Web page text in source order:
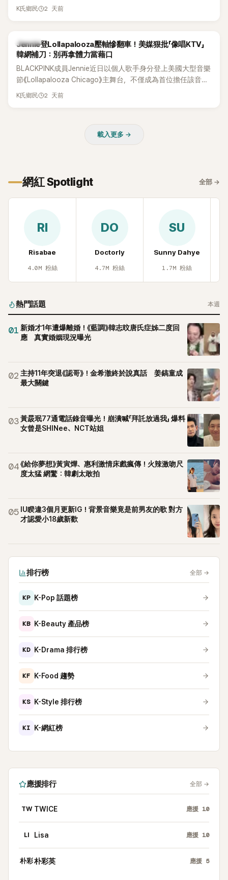
年沒有談戀愛，更首度透露空窗至今的原因，全與上一段戀情
K氏鄉民 2 天前
K-POP
Jennie登Lollapalooza壓軸慘翻車！美媒狠批「像唱KTV」
韓網補刀：別再拿體力當藉口
BLACKPINK成員Jennie近日以個人歌手身分登上美國大型音樂
節《Lollapalooza Chicago》主舞台，不僅成為首位擔任該音樂
節Headliner（壓軸主秀）的K-POP女SOLO歌手，寫下全新紀
K氏鄉民 2 天前
載入更多 →
網紅 Spotlight 全部 →
RI
Risabae
4.0M 粉絲
DO
Doctorly
4.7M 粉絲
SU
Sunny Dahye
1.7M 粉絲
熱門話題 本週
01 新婚才1年遭爆離婚！《藍調》韓志旼唐氏症姊二度回
應 真實婚姻現況曝光
02 主持11年突退《認哥》！金希澈終於說真話 姜鎬童成
最大關鍵
03黃晸珉77通電話錄音曝光！崩潰喊「拜託放過我」 爆料
女曾是SHINee、NCT站姐
04《給你夢想》黃寅燁、惠利激情床戲瘋傳！火辣激吻尺
度太猛 網驚：韓劇太敢拍
05 IU睽違3個月更新IG！背景音樂竟是前男友的歌 對方
才認愛小18歲新歡
排行榜 全部 →
KP K-Pop 話題榜
KB K-Beauty 產品榜
KD K-Drama 排行榜
KF K-Food 趨勢
KS K-Style 排行榜
KI K-網紅榜
應援排行 全部 →
TW TWICE 應援 10
LI Lisa 應援 10
朴彩朴彩英 應援 5